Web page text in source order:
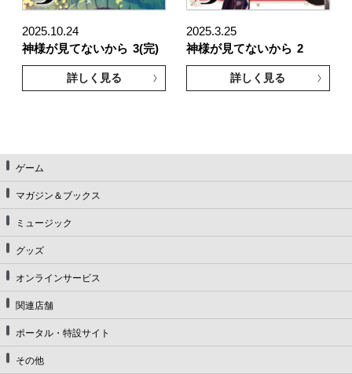
2025.10.24
神様が見てないから 3(完)
詳しく見る
2025.3.25
神様が見てないから 2
詳しく見る
ゲーム
マガジン＆ブックス
ミュージック
グッズ
オンラインサービス
関連店舗
ポータル・特設サイト
その他